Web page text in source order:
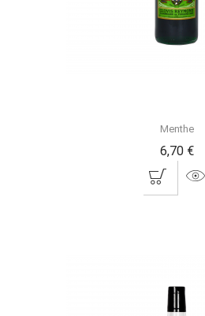
Menthe
6,70 €